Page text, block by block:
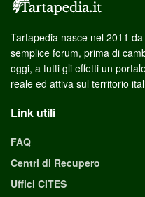
Tartapedia nasce nel 2011
semplice forum, prima di
oggi, a tutti gli effetti un
reale ed attiva sul territorio
Link utili
FAQ
Centri di Recupero
Uffici CITES